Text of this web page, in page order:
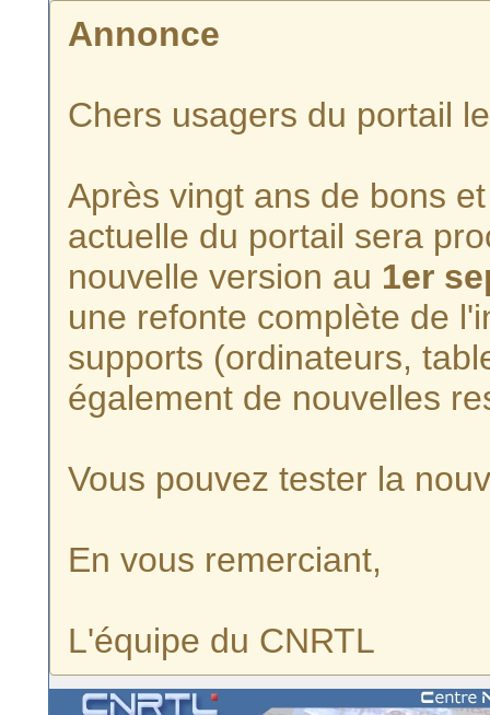
Annonce
Chers usagers du portail
Après vingt ans de bons
actuelle du portail sera
nouvelle version au 1er
une refonte complète de
supports (ordinateurs,
également de nouvelles
Vous pouvez tester la
En vous remerciant,
L'équipe du CNRTL